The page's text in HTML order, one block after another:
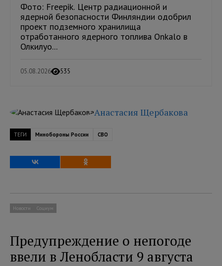
Фото: Freepik. Центр радиационной и
ядерной безопасности Финляндии одобрил
проект подземного хранилища
отработанного ядерного топлива Onkalo в
Олкилуо...
05.08.2026 535
Анастасия Щербакова
ТЕГИ Минобороны России СВО
Новости Социум
Предупреждение о непогоде
ввели в Ленобласти 9 августа